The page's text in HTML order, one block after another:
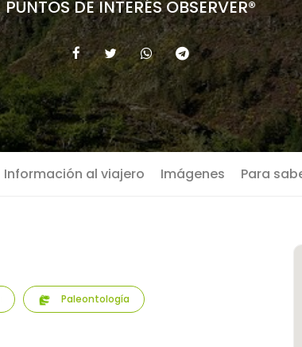
PUNTOS DE INTERÉS OBSERVER®
Información al viajero Imágenes Para
Paleontología